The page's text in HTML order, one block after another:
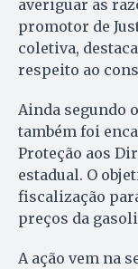
averiguar as
promotor de
coletiva,
respeito ao
Ainda segundo
também foi
Proteção aos
estadual. O
fiscalização
preços da
A ação vem na